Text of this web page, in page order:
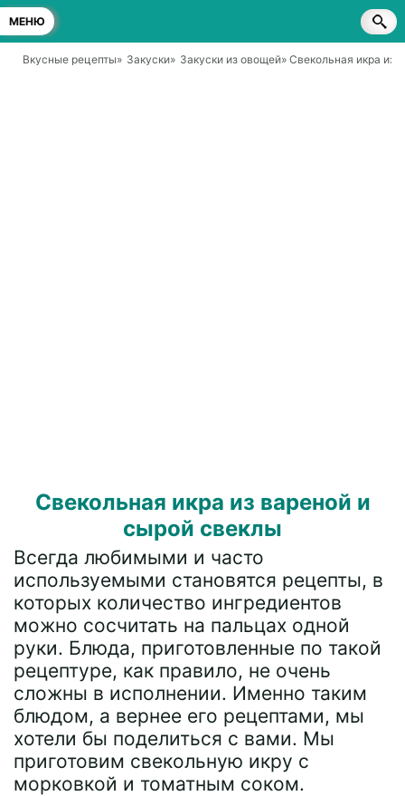
МЕНЮ
Вкусные рецепты» Закуски» Закуски из овощей» Свекольная икра из
Свекольная икра из вареной и
сырой свеклы
Всегда любимыми и часто
используемыми становятся рецепты, в
которых количество ингредиентов
можно сосчитать на пальцах одной
руки. Блюда, приготовленные по такой
рецептуре, как правило, не очень
сложны в исполнении. Именно таким
блюдом, а вернее его рецептами, мы
хотели бы поделиться с вами. Мы
приготовим свекольную икру с
морковкой и томатным соком.